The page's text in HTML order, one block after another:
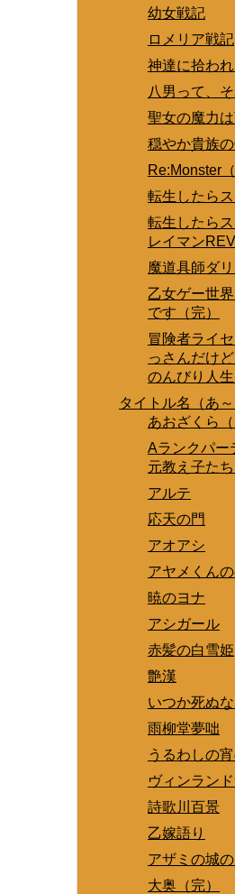
幼女戦記
ロメリア戦記
神達に拾わ
八男って、
聖女の魔力
穏やか貴族の
Re:Monster
転生したら
転生したら
レイマン
魔道具師ダ
乙女ゲー世
です（完）
冒険者ライ
っさんだけ
のんびり人
タイトル名（あ
あおざくら
Aランクパー
元教え子た
アルテ
応天の門
アオアシ
アヤメくん
暁のヨナ
アシガール
赤髪の白雪姫
艶漢
いつか死ぬ
雨柳堂夢咄
うるわしの宵
ヴィンラン
詩歌川百景
乙嫁語り
アザミの城の
大奥（完）